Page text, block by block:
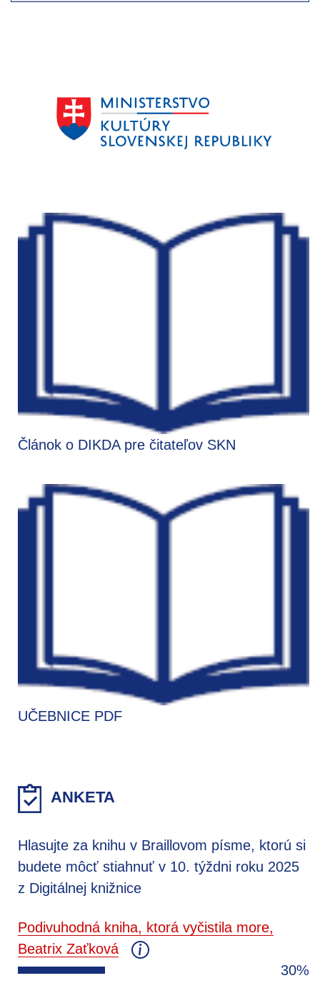
Článok o DIKDA pre čitateľov SKN
UČEBNICE PDF
ANKETA
Hlasujte za knihu v Braillovom písme, ktorú si
budete môcť stiahnuť v 10. týždni roku 2025
z Digitálnej knižnice
Podivuhodná kniha, ktorá vyčistila more,
Beatrix Zaťková
30%